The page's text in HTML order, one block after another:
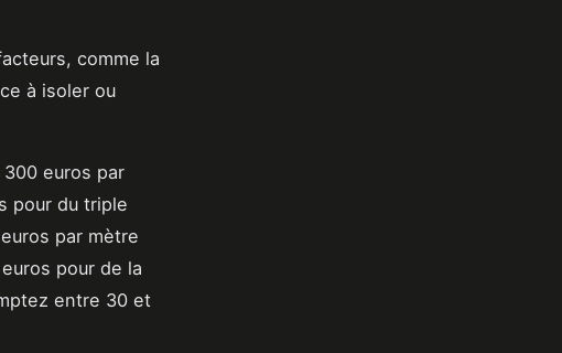
comme la
à isoler ou
euros par
pour du triple
par mètre
pour de la
entre 30 et